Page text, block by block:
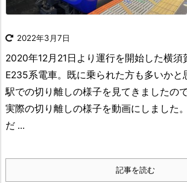
2022年3月7日
2020年12月21日より運行を開始した横須
E235系電車。既に乗られた方も多いかと
駅での切り離しの様子を見てきましたの
実際の切り離しの様子を動画にしました
だ ...
記事を読む